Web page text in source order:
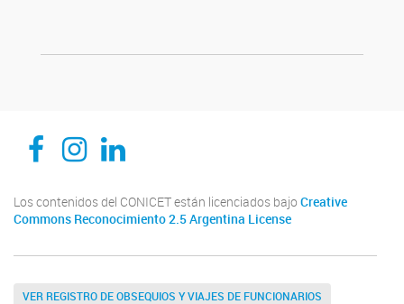
CEDIE, Centro de Investigaciones Endocrinológicas Dr. César Bergadá
CEDIE, Centro de Investigaciones Endocrinológicas Dr. César Bergadá
CEDIE, Centro de Investigaciones Endocrinológicas Dr. César Bergadá
Los contenidos del CONICET están licenciados bajo Creative
Commons Reconocimiento 2.5 Argentina License
VER REGISTRO DE OBSEQUIOS Y VIAJES DE FUNCIONARIOS